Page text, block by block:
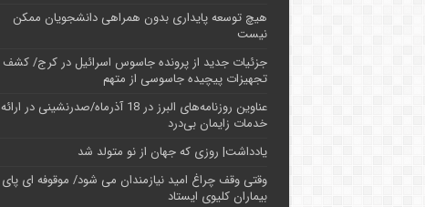
هیچ توسعه پایداری بدون همراهی دانشجویان ممکن
نیست
جزئیات جدید از پرونده جاسوس اسرائیل در کرج/‌ کشف
تجهیزات پیچیده جاسوسی از متهم
عناوین روزنامه‌های البرز در ‌18 آذرماه/صدرنشینی در ارائه
خدمات زایمان بی‌درد
یادداشت| روزی که جهان از نو متولد شد
وقتی وقف چراغ امید نیازمندان می شود/ موقوفه ای پای
بیماران کلیوی ایستاد